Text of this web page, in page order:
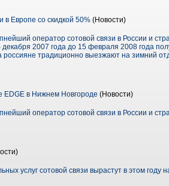
в Европе со скидкой 50% (Новости)
оператор сотовой связи в России и
2007 года до 15 февраля 2008 года
россияне традиционно выезжают на зимний
EDGE в Нижнем Новгороде (Новости)
оператор сотовой связи в России и
услуг сотовой связи вырастут в этом году